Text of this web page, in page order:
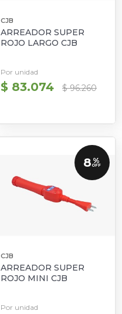
CJB
ARREADOR SUPER
ROJO LARGO CJB
Por unidad
$ 83.074 $ 96.260
8 %
OFF
CJB
ARREADOR SUPER
ROJO MINI CJB
Por unidad